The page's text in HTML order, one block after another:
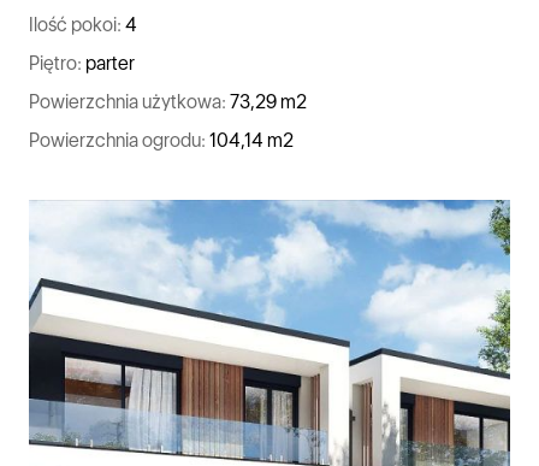
Ilość pokoi: 4
Piętro: parter
Powierzchnia użytkowa: 73,29 m2
Powierzchnia ogrodu: 104,14 m2